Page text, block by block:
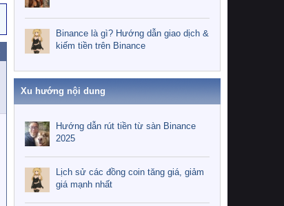
Binance là gì? Hướng dẫn giao dịch &
kiếm tiền trên Binance
Xu hướng nội dung
Hướng dẫn rút tiền từ sàn Binance
2025
Lịch sử các đồng coin tăng giá, giảm
giá mạnh nhất